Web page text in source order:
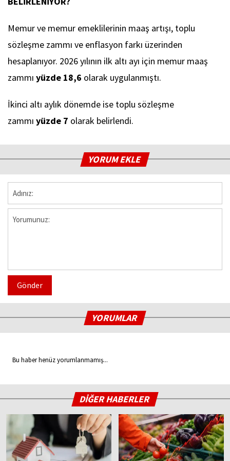
Memur ve memur emeklilerinin maaş artışı, toplu
sözleşme zammı ve enflasyon farkı üzerinden
hesaplanıyor. 2026 yılının ilk altı ayı için memur maaş
zammı yüzde 18,6 olarak uygulanmıştı.
İkinci altı aylık dönemde ise toplu sözleşme
zammı yüzde 7 olarak belirlendi.
YORUM EKLE
Gönder
YORUMLAR
Bu haber henüz yorumlanmamış...
DİĞER HABERLER